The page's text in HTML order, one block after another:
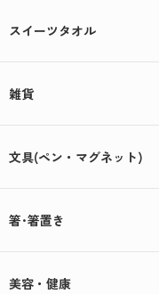
スイーツタオル
雑貨
文具(ペン・マグネット)
箸･箸置き
美容・健康